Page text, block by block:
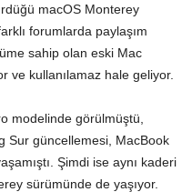
macOS Monterey
forumlarda paylaşım
sahip olan eski Mac
ve kullanılamaz hale geliyor.
modelinde görülmüştü,
Sur güncellemesi, MacBook
Şimdi ise aynı kaderi
sürümünde de yaşıyor.